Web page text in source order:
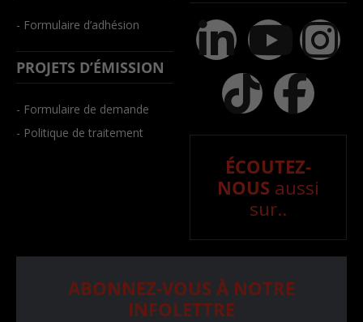
- Formulaire d’adhésion
PROJETS D’ÉMISSION
- Formulaire de demande
- Politique de traitement
ÉCOUTEZ-
NOUS aussi
sur..
ABONNEZ-VOUS À NOTRE
INFOLETTRE